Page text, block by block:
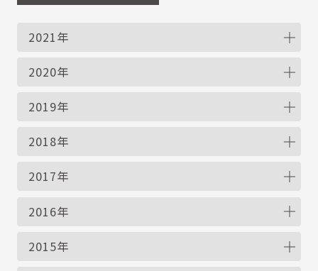
2021年
2020年
2019年
2018年
2017年
2016年
2015年